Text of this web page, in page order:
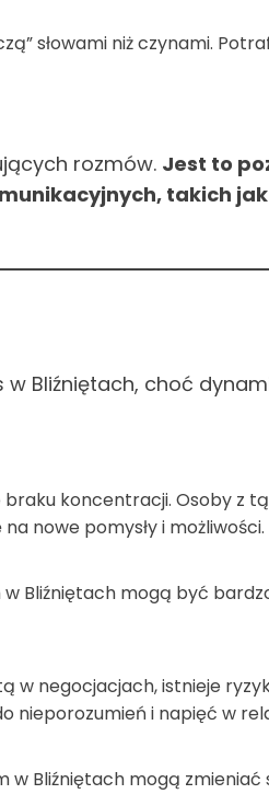
słowami niż czynami.
rozmów. Jest to
takich
Bliźniętach, choć
braku koncentracji. Osoby z
nowe pomysły i możliwości.
Bliźniętach mogą być
w negocjacjach, istnieje
nieporozumień i napięć w
Bliźniętach mogą